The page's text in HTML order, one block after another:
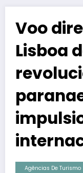
Voo
Lisboa
Agências De Turismo